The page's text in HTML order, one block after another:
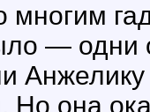
—
Но она